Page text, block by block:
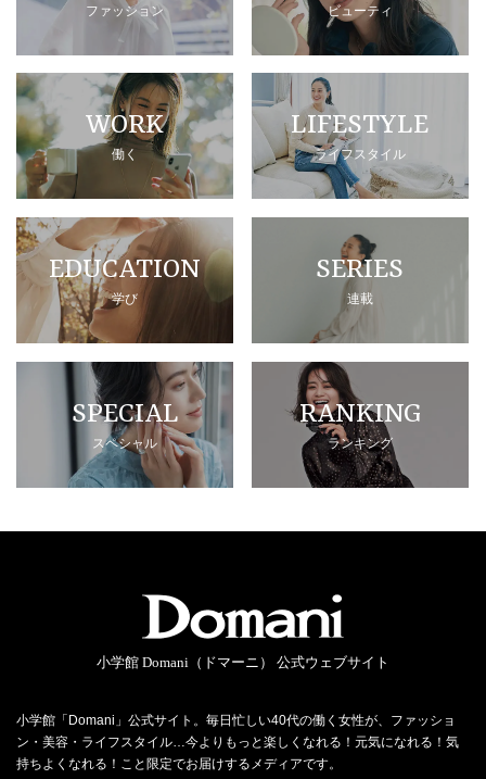
ファッション ビューティ
WORK
働く
LIFESTYLE
ライフスタイル
EDUCATION
学び
SERIES
連載
SPECIAL
スペシャル
RANKING
ランキング
小学館 Domani（ドマーニ） 公式ウェブサイト
小学館「Domani」公式サイト。毎日忙しい40代の働く女性が、ファッショ
ン・美容・ライフスタイル…今よりもっと楽しくなれる！元気になれる！気
持ちよくなれる！こと限定でお届けするメディアです。